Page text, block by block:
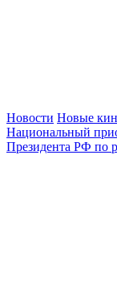
Новости Новые
Национальный
Президента РФ по